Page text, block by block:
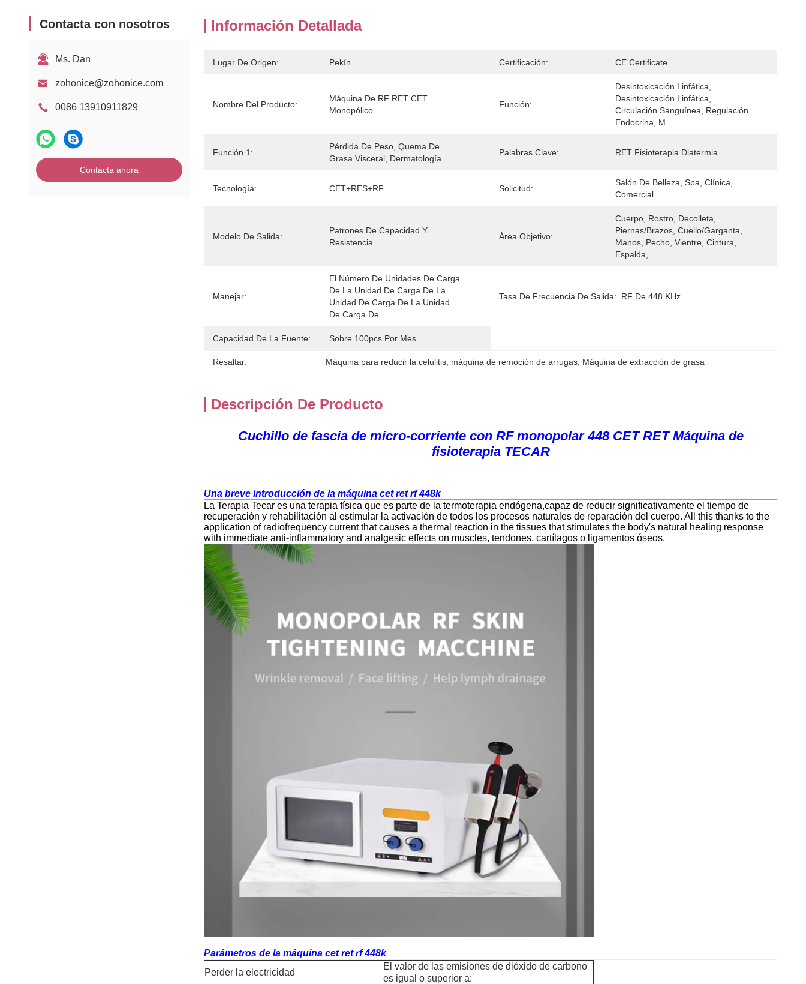
Máquina de fisioterapia
Contacta con nosotros
Ms. Dan
zohonice@zohonice.com
0086 13910911829
Contacta ahora
Información Detallada
Lugar De Origen: Pekín Certificación: CE Certificate
Nombre Del Producto:
Máquina De RF RET CET
Monopólico
Función:
Desintoxicación Linfática,
Desintoxicación Linfática,
Circulación Sanguínea, Regulación
Endocrina, M
Función 1:
Pérdida De Peso, Quema De
Grasa Visceral, Dermatología
Palabras Clave: RET Fisioterapia Diatermia
Tecnología: CET+RES+RF Solicitud:
Salón De Belleza, Spa, Clínica,
Comercial
Modelo De Salida:
Patrones De Capacidad Y
Resistencia
Área Objetivo:
Cuerpo, Rostro, Decolleta,
Piernas/brazos, Cuello/garganta,
Manos, Pecho, Vientre, Cintura,
Espalda,
Manejar:
El Número De Unidades De Carga
De La Unidad De Carga De La
Unidad De Carga De La Unidad
De Carga De
Tasa De Frecuencia De Salida: RF De 448 KHz
Capacidad De La Fuente: Sobre 100pcs Por Mes
Resaltar: Máquina para reducir la celulitis máquina de remoción de arrugas Máquina de extracción de grasa
Descripción De Producto
Cuchillo de fascia de micro-corriente con RF monopolar 448 CET RET Máquina de
fisioterapia TECAR
Una breve introducción de la máquina cet ret rf 448k
La Terapia Tecar es una terapia física que es parte de la termoterapia endógena,capaz de reducir significativamente el tiempo de
recuperación y rehabilitación al estimular la activación de todos los procesos naturales de reparación del cuerpo. All this thanks to the
application of radiofrequency current that causes a thermal reaction in the tissues that stimulates the body's natural healing response
with immediate anti-inflammatory and analgesic effects on muscles, tendones, cartílagos o ligamentos óseos.
Parámetros de la máquina cet ret rf 448k
Perder la electricidad
El valor de las emisiones de dióxido de carbono
es igual o superior a: